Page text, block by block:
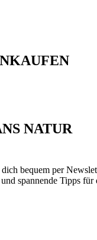
NATUR
bequem per
spannende Tipps für